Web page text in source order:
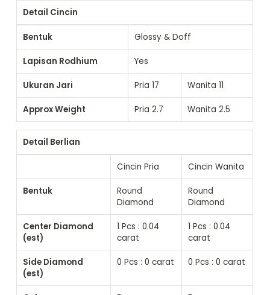
Detail Cincin
Bentuk Glossy & Doff
Lapisan Rodhium Yes
Ukuran Jari Pria17 Wanita11
Approx Weight Pria2.7 Wanita2.5
Detail Berlian
Cincin Pria Cincin Wanita
Bentuk
Round
Diamond
Round
Diamond
Center Diamond
(est)
1 Pcs : 0.04
carat
1 Pcs : 0.04
carat
Side Diamond
(est)
0 Pcs : 0 carat 0 Pcs : 0 carat